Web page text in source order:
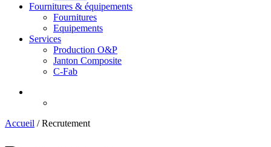
Fournitures & équipements
Fournitures
Equipements
Services
Production O&P
Janton Composite
C-Fab
Accueil /Recrutement